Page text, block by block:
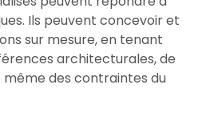
Ils peuvent concevoir et
sur mesure, en tenant
architecturales, de
des contraintes du